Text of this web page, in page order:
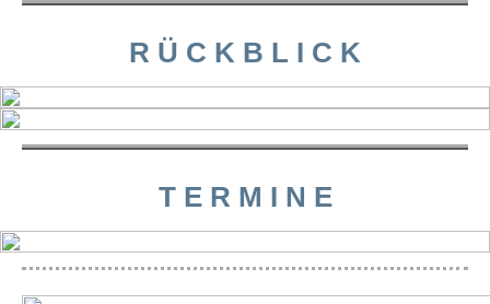
R Ü C K B L I C K
T E R M I N E